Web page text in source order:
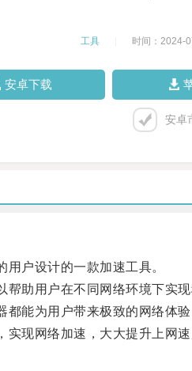
工具 时间：2024-
安卓下载
安卓
户设计的一款加速工具。
用户在不同网络环境下实现
能为用户带来极致的网络体验
现网络加速，大大提升上网速